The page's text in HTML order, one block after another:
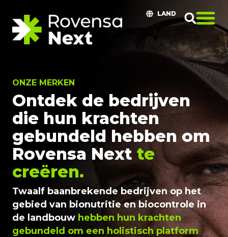
LAND
ONZE MERKEN
Ontdek de bedrijven
die hun krachten
gebundeld hebben om
Rovensa Next te
creëren.
Twaalf baanbrekende bedrijven op het
gebied van bionutritie en biocontrole in
de landbouw hebben hun krachten
gebundeld om een holistisch platform